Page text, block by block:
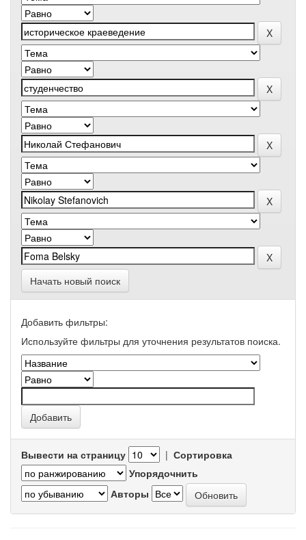
Начать новый поиск
Добавить фильтры:
Используйте фильтры для уточнения результатов поиска.
Вывести на страницу | Сортировка
Упорядочнить
Авторы